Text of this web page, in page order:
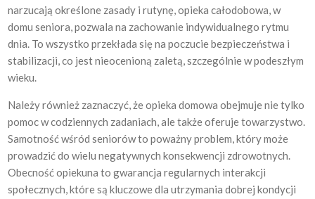
narzucają określone zasady i rutynę, opieka całodobowa, w
domu seniora, pozwala na zachowanie indywidualnego rytmu
dnia. To wszystko przekłada się na poczucie bezpieczeństwa i
stabilizacji, co jest nieocenioną zaletą, szczególnie w podeszłym
wieku.
Należy również zaznaczyć, że opieka domowa obejmuje nie tylko
pomoc w codziennych zadaniach, ale także oferuje towarzystwo.
Samotność wśród seniorów to poważny problem, który może
prowadzić do wielu negatywnych konsekwencji zdrowotnych.
Obecność opiekuna to gwarancja regularnych interakcji
społecznych, które są kluczowe dla utrzymania dobrej kondycji